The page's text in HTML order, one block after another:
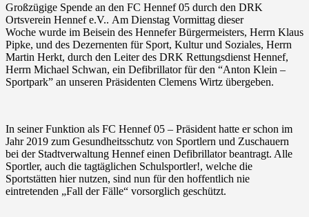
Großzügige Spende an den FC Hennef05 durch den DRK
Ortsverein Hennefe.V.. Am Dienstag Vormittag dieser
Woche wurde im Beisein des Hennefer Bürgermeisters, Herrn Klaus
Pipke, und des Dezernenten für Sport, Kultur und Soziales, Herrn
Martin Herkt, durch den Leiter des DRK Rettungsdienst Hennef,
Herrn Michael Schwan, ein Defibrillator für den “Anton Klein –
Sportpark” an unseren Präsidenten Clemens Wirtz übergeben.
In seiner Funktion als FC Hennef05 – Präsident hatte er schon im
Jahr 2019 zum Gesundheitsschutz von Sportlern und Zuschauern
bei der Stadtverwaltung Hennefeinen Defibrillator beantragt. Alle
Sportler, auch die tagtäglichen Schulsportler!, welche die
Sportstätten hier nutzen, sind nun für den hoffentlich nie
eintretenden „Fall der Fälle“ vorsorglich geschützt.